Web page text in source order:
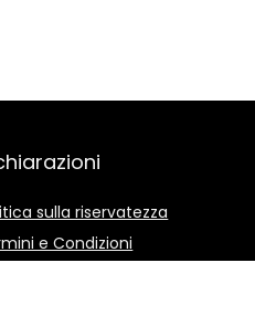
sulla riservatezza
e Condizioni